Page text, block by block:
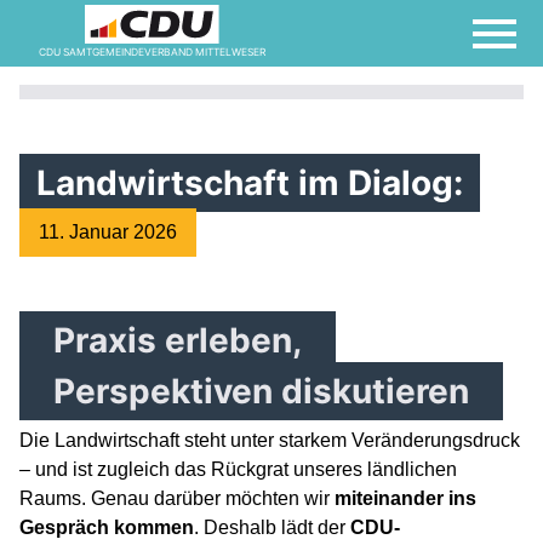
CDU SAMTGEMEINDEVERBAND MITTELWESER
Landwirtschaft im Dialog:
11. Januar 2026
Praxis erleben,
Perspektiven diskutieren
Die Landwirtschaft steht unter starkem Veränderungsdruck
– und ist zugleich das Rückgrat unseres ländlichen
Raums. Genau darüber möchten wir miteinander ins
Gespräch kommen. Deshalb lädt der CDU-